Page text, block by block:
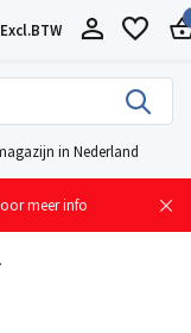
Excl.BTW
in Nederland
meer info